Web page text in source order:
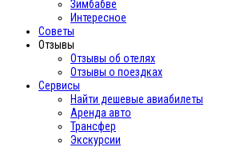
Зимбабве
Интересное
Cоветы
Отзывы
Отзывы об отелях
Отзывы о поездках
Сервисы
Найти дешевые авиабилеты
Аренда авто
Трансфер
Экскурсии